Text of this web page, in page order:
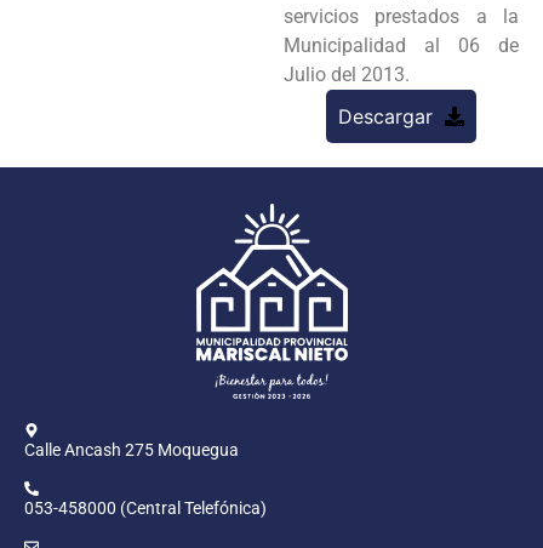
servicios prestados a la
Municipalidad al 06 de
Julio del 2013.
Descargar
Calle Ancash 275 Moquegua
053-458000 (Central Telefónica)